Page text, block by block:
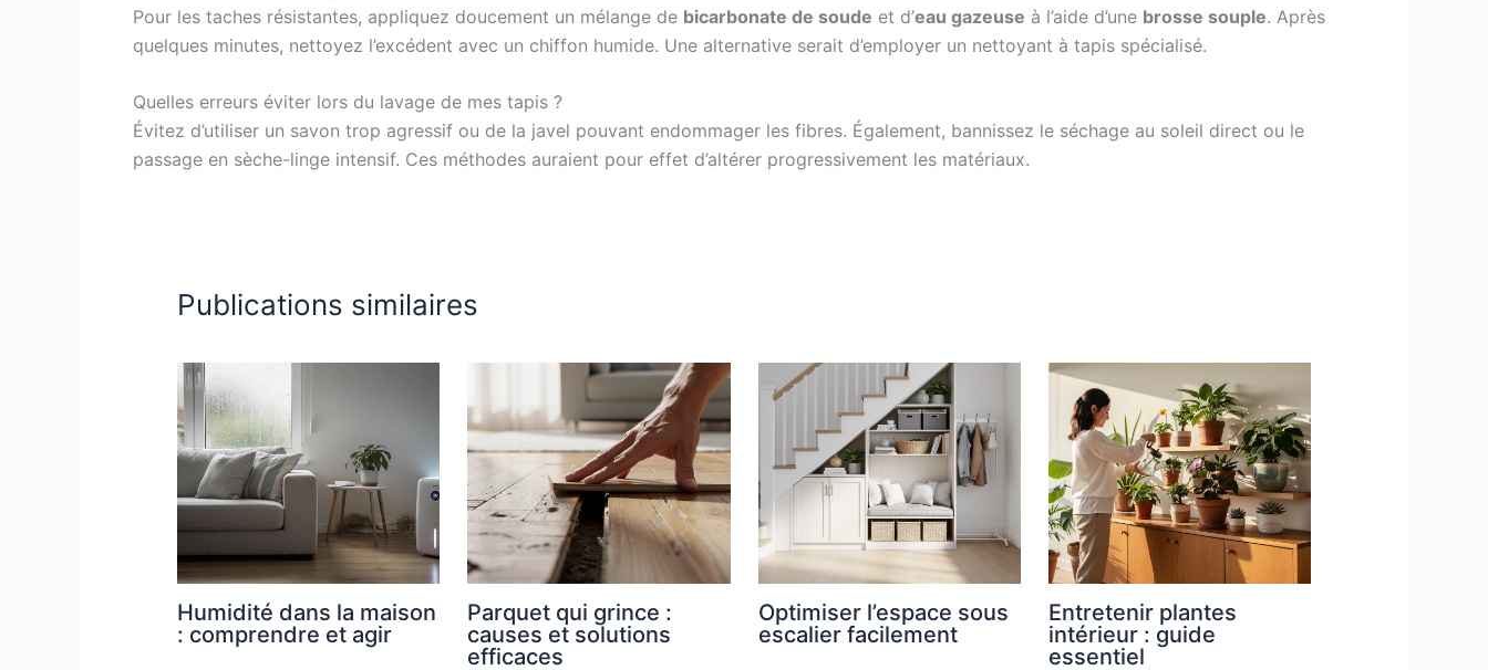
Pour les taches résistantes, appliquez doucement un mélange de bicarbonate de soude et d’eau gazeuse à l’aide d’une brosse souple. Après
quelques minutes, nettoyez l’excédent avec un chiffon humide. Une alternative serait d’employer un nettoyant à tapis spécialisé.
Quelles erreurs éviter lors du lavage de mes tapis ?
Évitez d’utiliser un savon trop agressif ou de la javel pouvant endommager les fibres. Également, bannissez le séchage au soleil direct ou le
passage en sèche-linge intensif. Ces méthodes auraient pour effet d’altérer progressivement les matériaux.
Publications similaires
Humidité dans la maison
: comprendre et agir
Parquet qui grince :
causes et solutions
efficaces
Optimiser l’espace sous
escalier facilement
Entretenir plantes
intérieur : guide
essentiel